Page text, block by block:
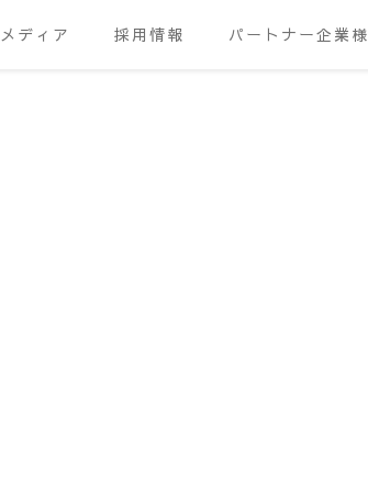
メディア 採用情報 パートナー企業様